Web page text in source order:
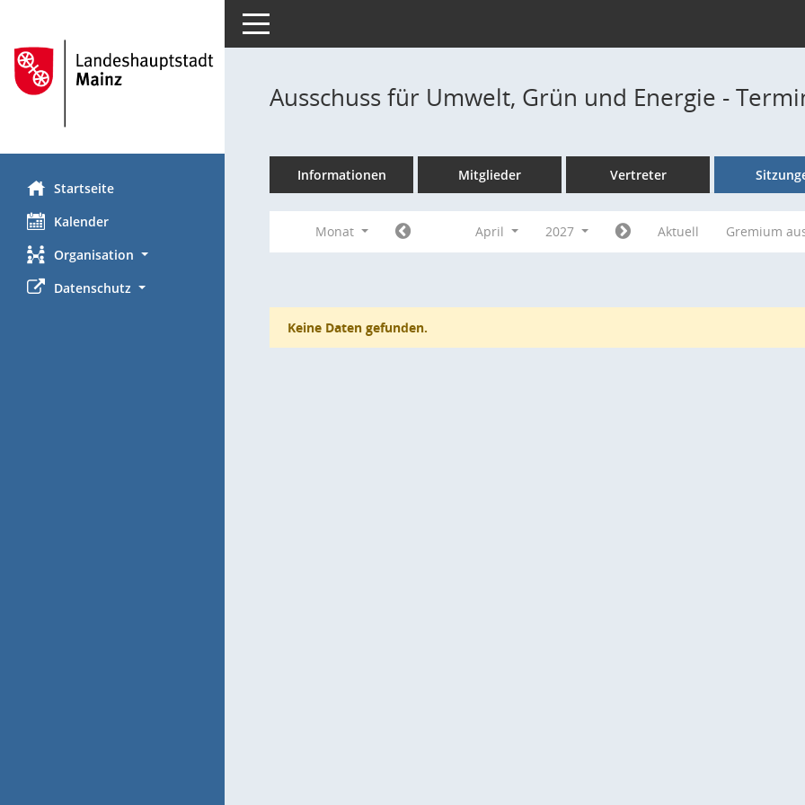
Startseite
Kalender
Organisation
Datenschutz
Toggle navigation
Ausschuss für Umwelt, Grün und Energie -
Informationen Mitglieder Vertreter
Monat April 2027 Aktuell Gremium
Keine Daten gefunden.